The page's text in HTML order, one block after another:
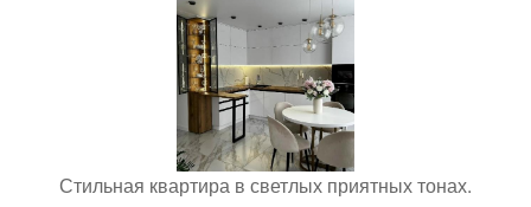
Стильная квартира в светлых приятных тонах.